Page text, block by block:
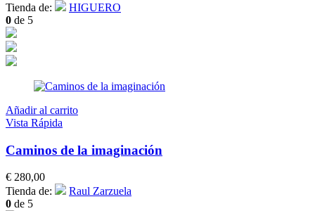
Tienda de:
HIGUERO
0 de 5
Añadir al carrito
Vista Rápida
Caminos de la imaginación
€ 280,00
Tienda de:
Raul Zarzuela
0 de 5